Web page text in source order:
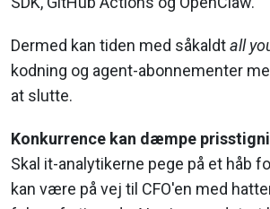
Dermed kan tiden med såkaldtall
kodning og agent-abonnementer
at slutte.
Konkurrence kan dæmpe
Skal it-analytikerne pege på et håb
kan være på vej til CFO'en med